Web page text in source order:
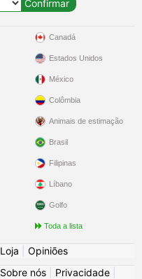
Canadá
Estados Unidos
México
Colômbia
Animais de estimação
Brasil
Filipinas
Líbano
Golfo
Toda a lista
Loja
Opiniões
Sobre nós Privacidade